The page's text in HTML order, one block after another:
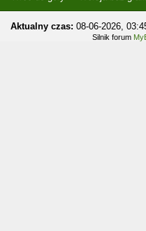
Aktualny czas: 08-06-2026,
Silnik forum